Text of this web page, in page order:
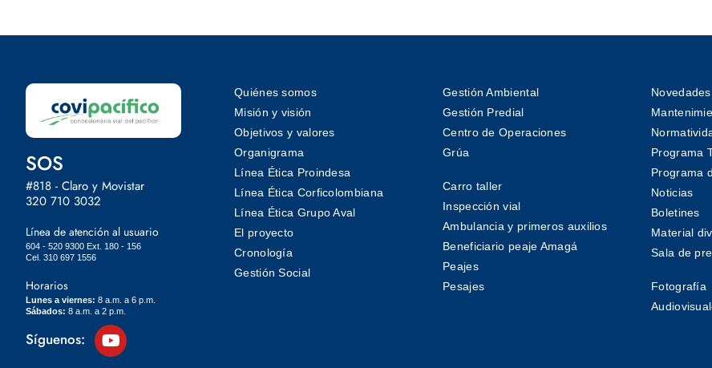
SOS
#818 - Claro y Movistar
320 710 3032
Línea de atención al usuario
604 - 520 9300 Ext. 180 - 156
Cel. 310 697 1556
Horarios
Lunes a viernes: 8 a.m. a 6 p.m.
Sábados: 8 a.m. a 2 p.m.
Síguenos:
Quiénes somos
Misión y visión
Objetivos y valores
Organigrama
Línea Ética Proindesa
Línea Ética Corficolombiana
Línea Ética Grupo Aval
El proyecto
Cronología
Gestión Social
Gestión Ambiental
Gestión Predial
Centro de Operaciones
Grúa
Carro taller
Inspección vial
Ambulancia y primeros auxilios
Beneficiario peaje Amagá
Peajes
Pesajes
Programa
Programa
Noticias
Boletines
Material
Sala de
Fotografía